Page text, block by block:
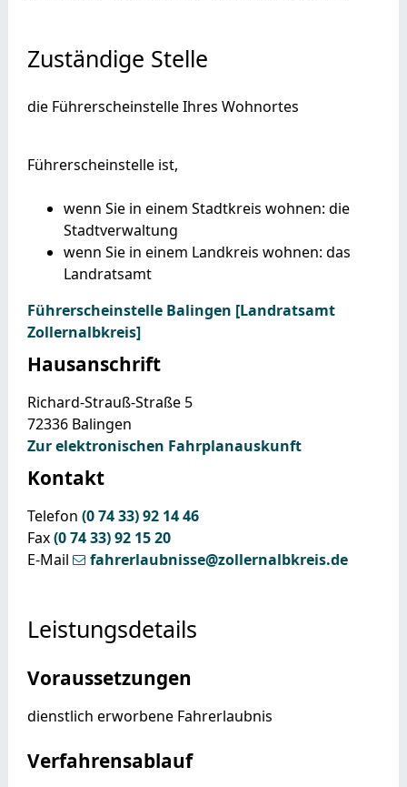
Zuständige Stelle
die Führerscheinstelle Ihres Wohnortes
Führerscheinstelle ist,
wenn Sie in einem Stadtkreis wohnen: die
Stadtverwaltung
wenn Sie in einem Landkreis wohnen: das
Landratsamt
Führerscheinstelle Balingen [Landratsamt
Zollernalbkreis]
Hausanschrift
Richard-Strauß-Straße 5
72336 Balingen
Zur elektronischen Fahrplanauskunft
Kontakt
Telefon (07433) 92 1446
Fax(07433) 92 1520
E-Mail
fahrerlaubnisse@zollernalbkreis.de
Leistungsdetails
Voraussetzungen
dienstlich erworbene Fahrerlaubnis
Verfahrensablauf